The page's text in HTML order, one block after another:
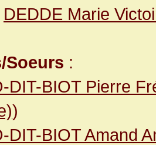
DEDDE Marie
Soeurs :
DIT-BIOT Pierre
)
DIT-BIOT Amand